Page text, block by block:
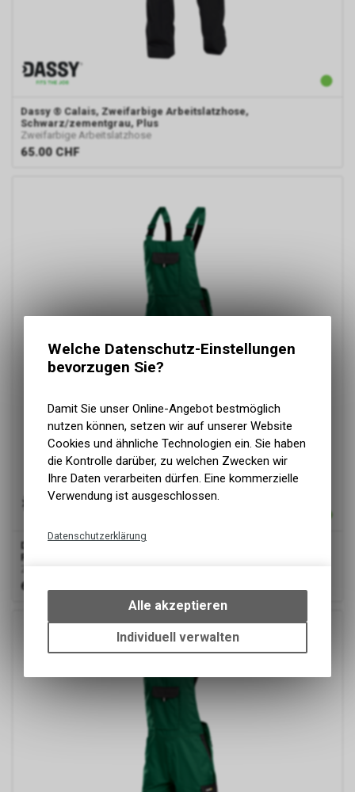
Dassy ® Calais, Zweifarbige Arbeitslatzhose,
Schwarz/zementgrau, Plus
Zweifarbige Arbeitslatzhose
65.00 CHF
Dassy ® Calais, Zweifarbige Arbeitslatzhose,
Flaschengrün/schwarz, Minus
65.00
Welche Datenschutz-Einstellungen
bevorzugen Sie?
Damit Sie unser Online-Angebot bestmöglich
nutzen können, setzen wir auf unserer Website
Cookies und ähnliche Technologien ein. Sie haben
die Kontrolle darüber, zu welchen Zwecken wir
Ihre Daten verarbeiten dürfen. Eine kommerzielle
Verwendung ist ausgeschlossen.
Datenschutzerklärung
bestimmte Interaktionen und
Einstellungen auf Ihrem Gerät,
um die grundlegenden
Funktionen unseres Online-
des Warenkorbs, zu
ermöglichen. Bitte beachten Sie,
dass die gespeicherten Daten
keinerlei Rückschlüsse auf Ihre
persönlichen Informationen
zulassen.
Google Analytics
Diese Website benutzt Google
Analytics, einen
Alle akzeptieren
Individuell verwalten